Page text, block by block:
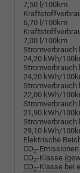
7,50 l/100km
6,70 l/100km
7,00 l/100km
Stromverbrauch
24,20 kWh/
Stromverbrauch
24,20 kWh/
Stromverbrauch
22,00 kWh/
Stromverbrauch
21,90 kWh/
Stromverbrauch
29,10 kWh/
Elektrische
CO2-
CO2-Klasse
CO2-Klasse bei